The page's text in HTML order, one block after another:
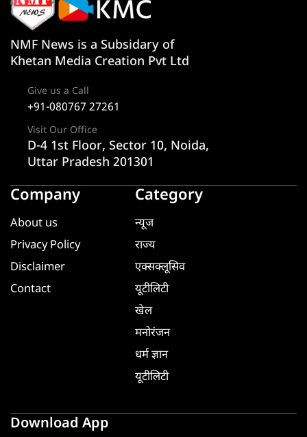
NMF News is a Subsidary of
Khetan Media Creation Pvt Ltd
Give us a Call
+91-080767 27261
Visit Our Office
D-4 1st Floor, Sector 10, Noida,
Uttar Pradesh 201301
Company
About us
Privacy Policy
Disclaimer
Contact
Category
न्यूज
राज्य
एक्सक्लूसिव
यूटीलिटी
खेल
मनोरंजन
धर्म ज्ञान
यूटीलिटी
Download App